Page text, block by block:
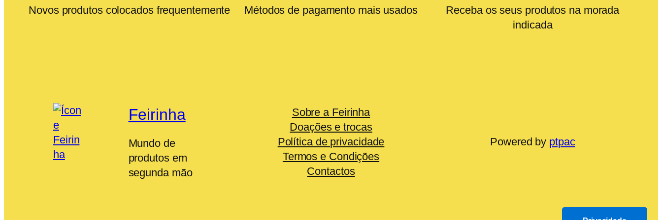
Novos produtos colocados frequentemente
Métodos de pagamento mais usados
Receba os seus produtos na morada
indicada
Feirinha
Mundo de
produtos em
segunda mão
Sobre a Feirinha
Doações e trocas
Política de privacidade
Termos e Condições
Contactos
Powered by ptpac